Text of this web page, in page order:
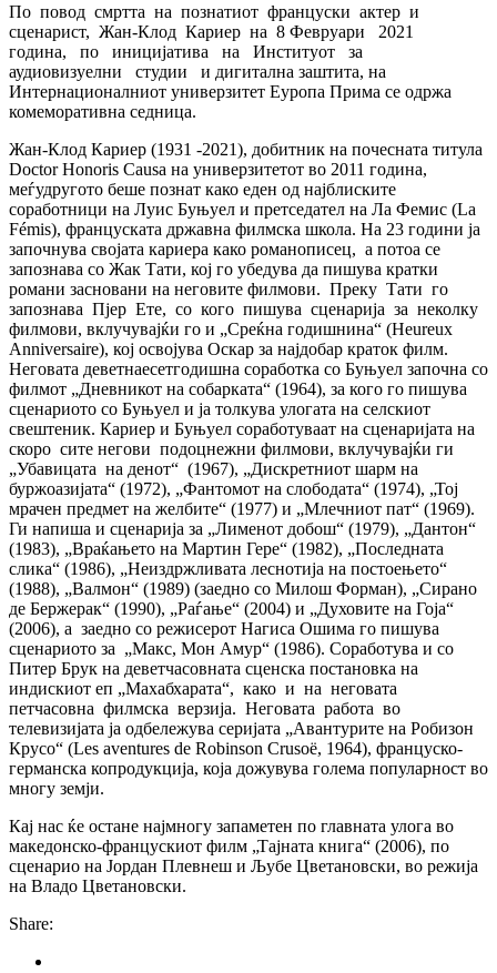
По повод смртта на познатиот француски актер и
сценарист, Жан-Клод Кариер на 8 Февруари 2021
година, по иницијатива на Институот за
аудиовизуелни студии и дигитална заштита, на
Интернационалниот универзитет Еуропа Прима се одржа
комеморативна седница.
Жан-Клод Кариер (1931 -2021), добитник на почесната титула
Doctor Honoris Causa на универзитетот во 2011 година,
меѓудругото беше познат како еден од најблиските
соработници на Луис Буњуел и претседател на Ла Фемис (La
Fémis), француската државна филмска школа. На 23 години ја
започнува својата кариера како романописец, а потоа се
запознава со Жак Тати, кој го убедува да пишува кратки
романи засновани на неговите филмови. Преку Тати го
запознава Пјер Ете, со кого пишува сценарија за неколку
филмови, вклучувајќи го и „Среќна годишнина“ (Heureux
Anniversaire), кој освојува Оскар за најдобар краток филм.
Неговата деветнаесетгодишна соработка со Буњуел започна со
филмот „Дневникот на собарката“ (1964), за кого го пишува
сценариото со Буњуел и ја толкува улогата на селскиот
свештеник. Кариер и Буњуел соработуваат на сценаријата на
скоро сите негови подоцнежни филмови, вклучувајќи ги
„Убавицата на денот“ (1967), „Дискретниот шарм на
буржоазијата“ (1972), „Фантомот на слободата“ (1974), „Тој
мрачен предмет на желбите“ (1977) и „Млечниот пат“ (1969).
Ги напиша и сценарија за „Лименот добош“ (1979), „Дантон“
(1983), „Враќањето на Мартин Гере“ (1982), „Последната
слика“ (1986), „Неиздржливата леснотија на постоењето“
(1988), „Валмон“ (1989) (заедно со Милош Форман), „Сирано
де Бержерак“ (1990), „Раѓање“ (2004) и „Духовите на Гоја“
(2006), а заедно со режисерот Нагиса Ошима го пишува
сценариото за „Макс, Мон Амур“ (1986). Соработува и со
Питер Брук на деветчасовната сценска постановка на
индискиот еп „Махабхарата“, како и на неговата
петчасовна филмска верзија. Неговата работа во
телевизијата ја одбележува серијата „Авантурите на Робизон
Крусо“ (Les aventures de Robinson Crusoë, 1964), француско-
германска копродукција, која дожувува голема популарност во
многу земји.
Кај нас ќе остане најмногу запаметен по главната улога во
македонско-францускиот филм „Тајната книга“ (2006), по
сценарио на Јордан Плевнеш и Љубе Цветановски, во режија
на Владо Цветановски.
Share: